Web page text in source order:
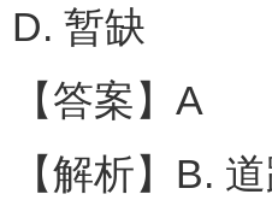
D. 暂缺
【答案】A
【解析】B.